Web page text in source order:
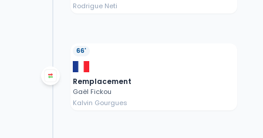
Rodrigue Neti
66'
Remplacement
Gaël Fickou
Kalvin Gourgues